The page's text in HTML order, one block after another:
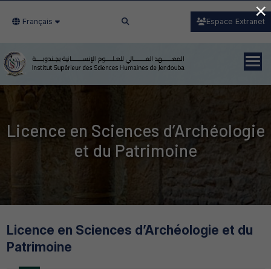
Français Espace Extranet
Licence en Sciences d’Archéologie
et du Patrimoine
Licence en Sciences d’Archéologie et du
Patrimoine
×